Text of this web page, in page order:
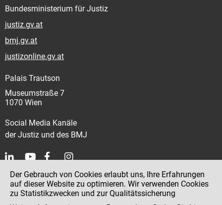
Bundesministerium für Justiz
justiz.gv.at
bmj.gv.at
justizonline.gv.at
Palais Trautson
Museumstraße 7
1070 Wien
Social Media Kanäle
der Justiz und des BMJ
Kontakt
Impressum
Der Gebrauch von Cookies erlaubt uns, Ihre Erfahrungen
auf dieser Website zu optimieren. Wir verwenden Cookies
zu Statistikzwecken und zur Qualitätssicherung